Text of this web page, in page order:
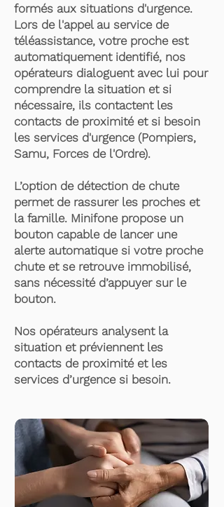
formés aux situations d'urgence.
Lors de l'appel au service de
téléassistance, votre proche est
automatiquement identifié, nos
opérateurs dialoguent avec lui pour
comprendre la situation et si
nécessaire, ils contactent les
contacts de proximité et si besoin
les services d'urgence (Pompiers,
Samu, Forces de l'Ordre).
L’option de détection de chute
permet de rassurer les proches et
la famille. Minifone propose un
bouton capable de lancer une
alerte automatique si votre proche
chute et se retrouve immobilisé,
sans nécessité d’appuyer sur le
bouton.
Nos opérateurs analysent la
situation et préviennent les
contacts de proximité et les
services d’urgence si besoin.